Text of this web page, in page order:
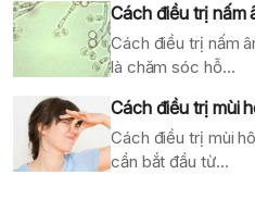
Cách điều trị nấm
Cách điều trị nấm
là chăm sóc hỗ...
Cách điều trị mùi
Cách điều trị mùi
cần bắt đầu từ...